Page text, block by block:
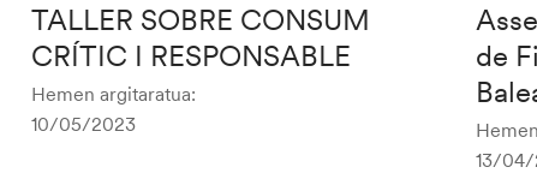
TALLER SOBRE CONSUM
CRÍTIC I RESPONSABLE
Hemen argitaratua:
10/05/2023
de
13/